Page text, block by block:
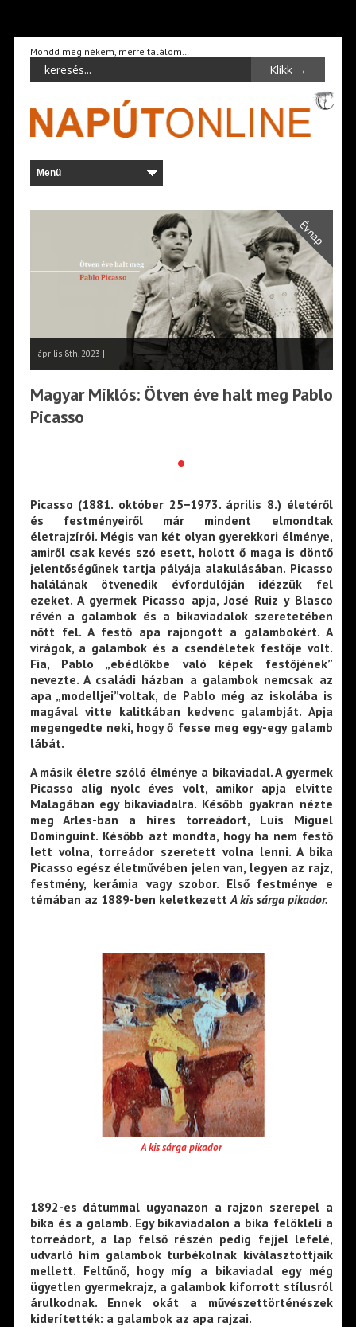
Mondd meg nékem, merre találom…
Évnap
április 8th, 2023 |
Magyar Miklós: Ötven éve halt meg Pablo
Picasso
•
Picasso (1881. október 25−1973. április 8.) életéről
és festményeiről már mindent elmondtak
életrajzírói. Mégis van két olyan gyerekkori élménye,
amiről csak kevés szó esett, holott ő maga is döntő
jelentőségűnek tartja pályája alakulásában. Picasso
halálának ötvenedik évfordulóján idézzük fel
ezeket. A gyermek Picasso apja, José Ruiz y Blasco
révén a galambok és a bikaviadalok szeretetében
nőtt fel. A festő apa rajongott a galambokért. A
virágok, a galambok és a csendéletek festője volt.
Fia, Pablo „ebédlőkbe való képek festőjének”
nevezte. A családi házban a galambok nemcsak az
apa „modelljei”voltak, de Pablo még az iskolába is
magával vitte kalitkában kedvenc galambját. Apja
megengedte neki, hogy ő fesse meg egy-egy galamb
lábát.
A másik életre szóló élménye a bikaviadal. A gyermek
Picasso alig nyolc éves volt, amikor apja elvitte
Malagában egy bikaviadalra. Később gyakran nézte
meg Arles-ban a híres torreádort, Luis Miguel
Dominguint. Később azt mondta, hogy ha nem festő
lett volna, torreádor szeretett volna lenni. A bika
Picasso egész életművében jelen van, legyen az rajz,
festmény, kerámia vagy szobor. Első festménye e
témában az 1889-ben keletkezettA kis sárga pikador.
A kis sárga pikador
1892-es dátummal ugyanazon a rajzon szerepel a
bika és a galamb. Egy bikaviadalon a bika felökleli a
torreádort, a lap felső részén pedig fejjel lefelé,
udvarló hím galambok turbékolnak kiválasztottjaik
mellett. Feltűnő, hogy míg a bikaviadal egy még
ügyetlen gyermekrajz, a galambok kiforrott stílusról
árulkodnak. Ennek okát a művészettörténészek
kiderítették: a galambok az apa rajzai.